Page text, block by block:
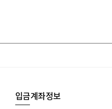
입금계좌정보